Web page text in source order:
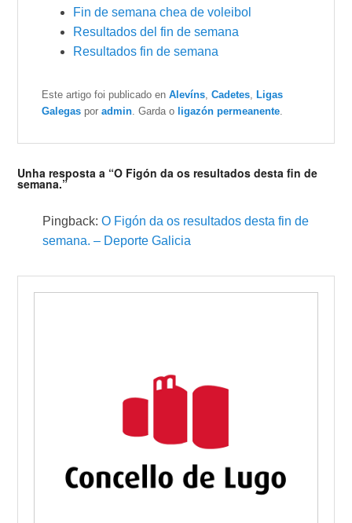
Fin de semana chea de voleibol
Resultados del fin de semana
Resultados fin de semana
Este artigo foi publicado enAlevíns ,Cadetes ,Ligas
Galegas poradmin . Garda o ligazón permeanente
Unha resposta a “O Figón da os resultados desta fin de
semana.”
Pingback:O Figón da os resultados desta fin de
semana. – Deporte Galicia